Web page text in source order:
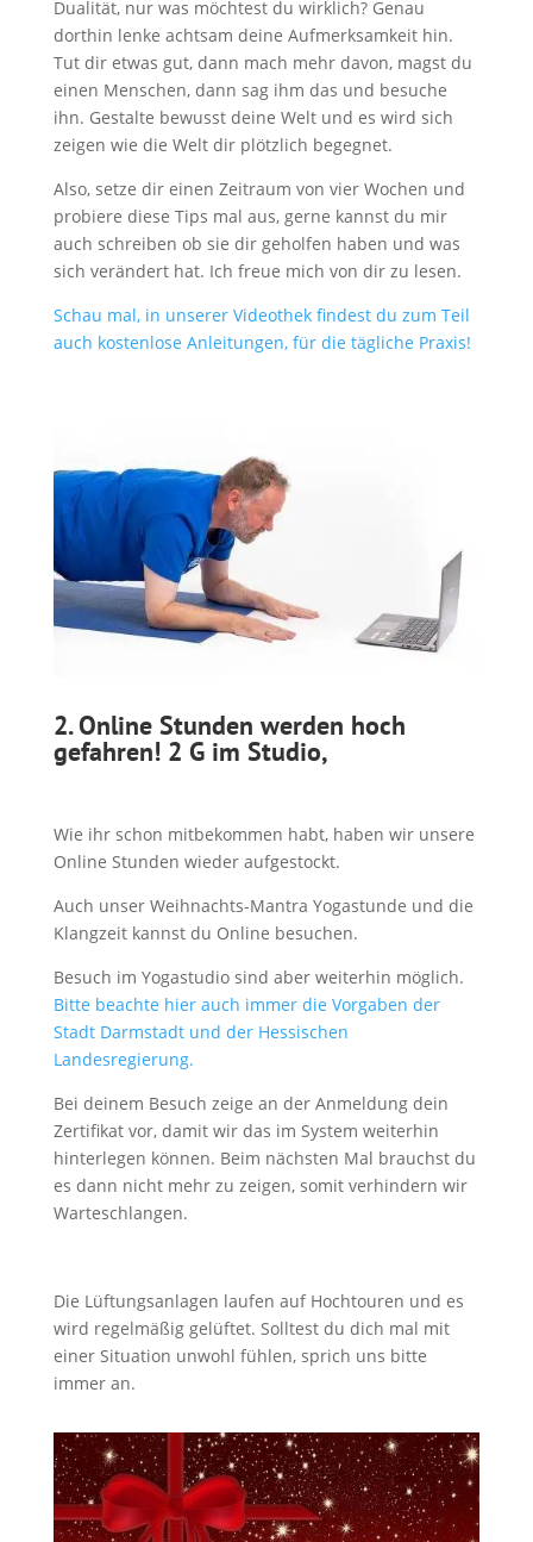
Dualität, nur was möchtest du wirklich? Genau
dorthin lenke achtsam deine Aufmerksamkeit hin.
Tut dir etwas gut, dann mach mehr davon, magst du
einen Menschen, dann sag ihm das und besuche
ihn. Gestalte bewusst deine Welt und es wird sich
zeigen wie die Welt dir plötzlich begegnet.
Also, setze dir einen Zeitraum von vier Wochen und
probiere diese Tips mal aus, gerne kannst du mir
auch schreiben ob sie dir geholfen haben und was
sich verändert hat. Ich freue mich von dir zu lesen.
Schau mal, in unserer Videothek findest du zum Teil
auch kostenlose Anleitungen, für die tägliche Praxis!
2.Online Stunden werden hoch
gefahren! 2 G im Studio,
Wie ihr schon mitbekommen habt, haben wir unsere
Online Stunden wieder aufgestockt.
Auch unser Weihnachts-Mantra Yogastunde und die
Klangzeit kannst du Online besuchen.
Besuch im Yogastudio sind aber weiterhin möglich.
Bitte beachte hier auch immer die Vorgaben der
Stadt Darmstadt und der Hessischen
Landesregierung.
Bei deinem Besuch zeige an der Anmeldung dein
Zertifikat vor, damit wir das im System weiterhin
hinterlegen können. Beim nächsten Mal brauchst du
es dann nicht mehr zu zeigen, somit verhindern wir
Warteschlangen.
Die Lüftungsanlagen laufen auf Hochtouren und es
wird regelmäßig gelüftet. Solltest du dich mal mit
einer Situation unwohl fühlen, sprich uns bitte
immer an.